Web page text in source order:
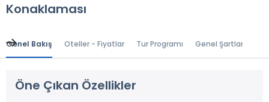
Konaklaması
Genel Bakış Oteller - Fiyatlar Tur Programı Genel Şartlar
Öne Çıkan Özellikler